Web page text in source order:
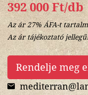
392 000 Ft/db
Az ár 27% ÁFA-t
Az ár tájékoztató
Rendelje meg